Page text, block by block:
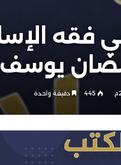
يوسف
445 دقيقة واحدة